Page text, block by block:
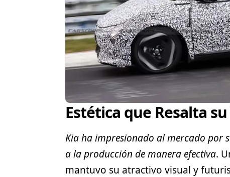
Estética que Resalta
Kia ha impresionado al mercado por
a la producción de manera efectiva.
mantuvo su atractivo visual y